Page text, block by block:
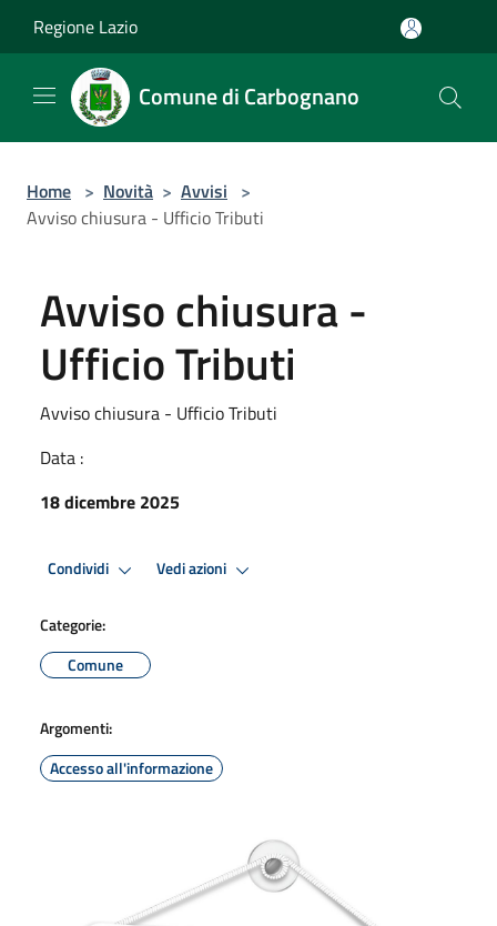
Regione Lazio
Comune di Carbognano
Home > Novità > Avvisi >
Avviso chiusura - Ufficio Tributi
Avviso chiusura -
Ufficio Tributi
Avviso chiusura - Ufficio Tributi
Data :
18 dicembre 2025
Condividi Vedi azioni
Categorie:
Comune
Argomenti:
Accesso all'informazione